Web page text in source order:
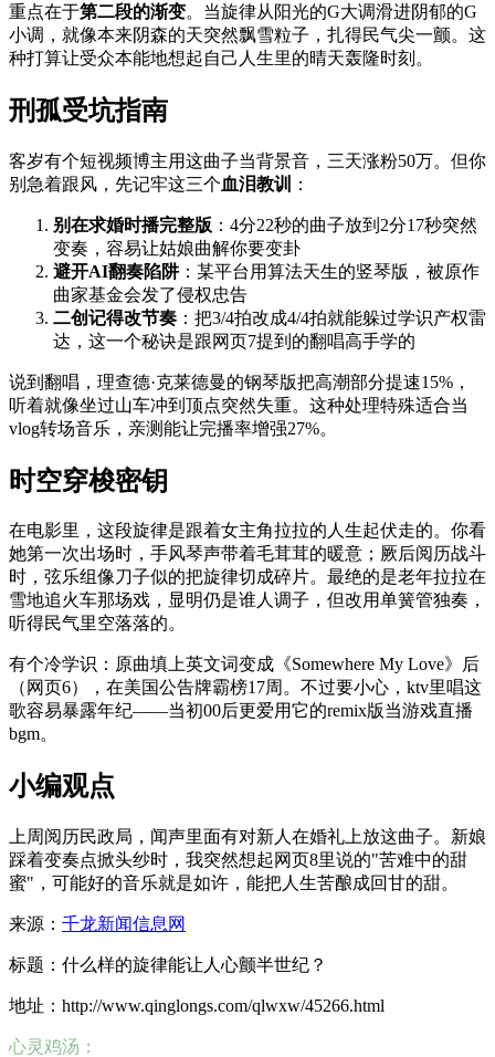
重点在于第二段的渐变。当旋律从阳光的G大调滑进阴郁的G
小调，就像本来阴森的天突然飘雪粒子，扎得民气尖一颤。这
种打算让受众本能地想起自己人生里的晴天轰隆时刻。
刑孤受坑指南
客岁有个短视频博主用这曲子当背景音，三天涨粉50万。但你
别急着跟风，先记牢这三个血泪教训 ：
别在求婚时播完整版 ：4分22秒的曲子放到2分17秒突然
变奏，容易让姑娘曲解你要变卦
避开AI翻奏陷阱：某平台用算法天生的竖琴版，被原作
曲家基金会发了侵权忠告
二创记得改节奏 ：把3/4拍改成4/4拍就能躲过学识产权雷
达，这一个秘诀是跟网页7提到的翻唱高手学的
说到翻唱，理查德·克莱德曼的钢琴版把高潮部分提速15%，
听着就像坐过山车冲到顶点突然失重。这种处理特殊适合当
vlog转场音乐，亲测能让完播率增强27%。
时空穿梭密钥
在电影里，这段旋律是跟着女主角拉拉的人生起伏走的。你看
她第一次出场时，手风琴声带着毛茸茸的暖意；厥后阅历战斗
时，弦乐组像刀子似的把旋律切成碎片。最绝的是老年拉拉在
雪地追火车那场戏，显明仍是谁人调子，但改用单簧管独奏，
听得民气里空落落的。
有个冷学识：原曲填上英文词变成《Somewhere My Love》后
（网页6），在美国公告牌霸榜17周。不过要小心，ktv里唱这
歌容易暴露年纪——当初00后更爱用它的remix版当游戏直播
bgm。
小编观点
上周阅历民政局，闻声里面有对新人在婚礼上放这曲子。新娘
踩着变奏点掀头纱时，我突然想起网页8里说的"苦难中的甜
蜜"，可能好的音乐就是如许，能把人生苦酿成回甘的甜。
来源： 千龙新闻信息网
标题：什么样的旋律能让人心颤半世纪？
地址：http://www.qinglongs.com/qlwxw/45266.html
心灵鸡汤：